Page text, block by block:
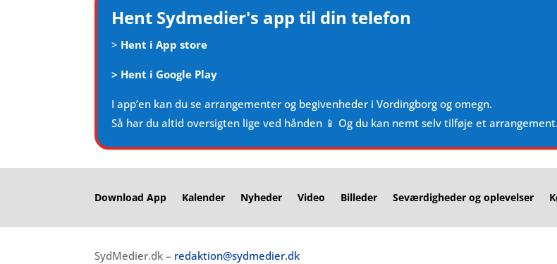
Hent Sydmedier's app til din telefon
> Hent i App store
> Hent i Google Play
I app’en kan du se arrangementer og begivenheder i Vordingborg og omegn.
Så har du altid oversigten lige ved hånden 📱 Og du kan nemt selv tilføje et arrangement.
Download App Kalender Nyheder Video Billeder Seværdigheder og oplevelser
SydMedier.dk – redaktion@sydmedier.dk